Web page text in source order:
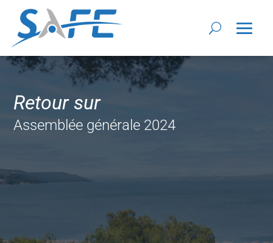
Retour sur
Assemblée générale 2024